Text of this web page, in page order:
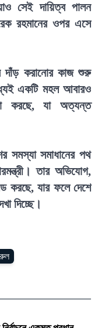
সেই দায়িত্ব পালন
রহমানের ওপর এসে
দাঁড় করানোর কাজ শুরু
একটি মহল আবারও
করছে, যা অত্যন্ত
সমস্যা সমাধানের পথ
তার অভিযোগ,
করছে, যার ফলে দেশে
দিচ্ছে।